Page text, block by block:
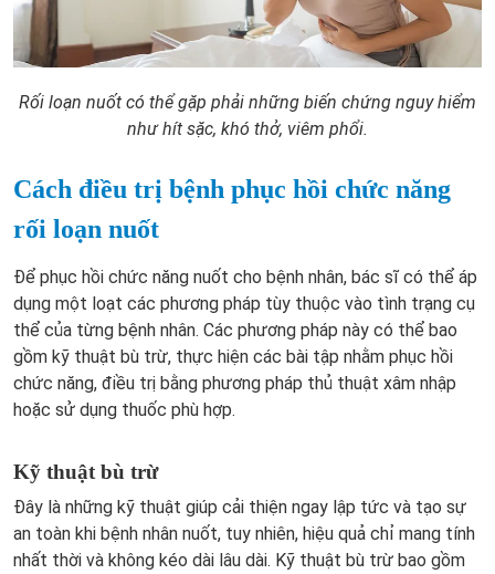
Rối loạn nuốt có thể gặp phải những biến chứng nguy hiểm
như hít sặc, khó thở, viêm phổi.
Cách điều trị bệnh phục hồi chức năng
rối loạn nuốt
Để phục hồi chức năng nuốt cho bệnh nhân, bác sĩ có thể áp
dụng một loạt các phương pháp tùy thuộc vào tình trạng cụ
thể của từng bệnh nhân. Các phương pháp này có thể bao
gồm kỹ thuật bù trừ, thực hiện các bài tập nhằm phục hồi
chức năng, điều trị bằng phương pháp thủ thuật xâm nhập
hoặc sử dụng thuốc phù hợp.
Kỹ thuật bù trừ
Đây là những kỹ thuật giúp cải thiện ngay lập tức và tạo sự
an toàn khi bệnh nhân nuốt, tuy nhiên, hiệu quả chỉ mang tính
nhất thời và không kéo dài lâu dài. Kỹ thuật bù trừ bao gồm